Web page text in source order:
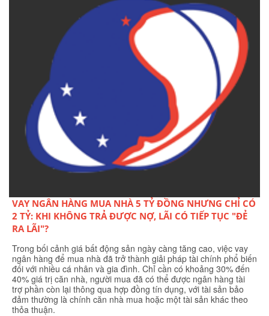
VAY NGÂN HÀNG MUA NHÀ 5 TỶ ĐỒNG NHƯNG CHỈ CÓ
2 TỶ: KHI KHÔNG TRẢ ĐƯỢC NỢ, LÃI CÓ TIẾP TỤC "ĐẺ
RA LÃI"?
Trong bối cảnh giá bất động sản ngày càng tăng cao, việc vay
ngân hàng để mua nhà đã trở thành giải pháp tài chính phổ biến
đối với nhiều cá nhân và gia đình. Chỉ cần có khoảng 30% đến
40% giá trị căn nhà, người mua đã có thể được ngân hàng tài
trợ phần còn lại thông qua hợp đồng tín dụng, với tài sản bảo
đảm thường là chính căn nhà mua hoặc một tài sản khác theo
thỏa thuận.